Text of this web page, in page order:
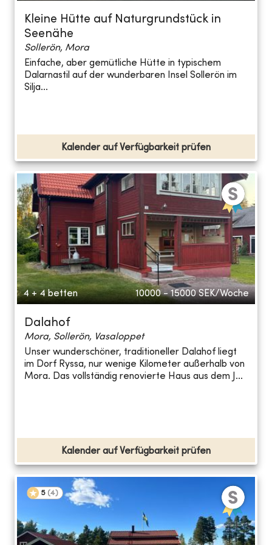
Kleine Hütte auf Naturgrundstück in
Seenähe
Sollerön, Mora
Einfache, aber gemütliche Hütte in typischem
Dalarnastil auf der wunderbaren Insel Sollerön im
Silja...
Kalender auf Verfügbarkeit prüfen
4 + 4 betten 10000 - 15000 SEK/Woche
Dalahof
Mora, Sollerön, Vasaloppet
Unser wunderschöner, traditioneller Dalahof liegt
im Dorf Ryssa, nur wenige Kilometer außerhalb von
Mora. Das vollständig renovierte Haus aus dem J...
Kalender auf Verfügbarkeit prüfen
5 (4)